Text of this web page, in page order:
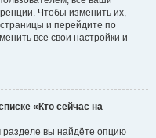
Чтобы изменить их,
и перейдите по
все свои настройки и
«Кто сейчас на
разделе вы найдёте опцию